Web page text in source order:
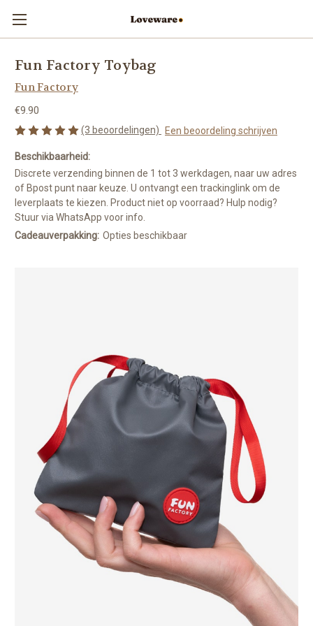
Fun Factory Toybag
Fun Factory
€9.90
(3 beoordelingen) Een beoordeling schrijven
Beschikbaarheid:
Discrete verzending binnen de 1 tot 3 werkdagen, naar uw adres
of Bpost punt naar keuze. U ontvangt een trackinglink om de
leverplaats te kiezen. Product niet op voorraad? Hulp nodig?
Stuur via WhatsApp voor info.
Cadeauverpakking: Opties beschikbaar